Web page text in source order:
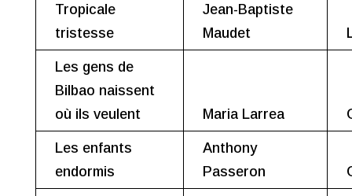
Tropicale
tristesse
Jean-Baptiste
Maudet
Les gens de
Bilbao naissent
où ils veulent
Maria Larrea
Les enfants
endormis
Anthony
Passeron